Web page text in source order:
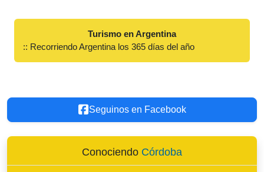
Turismo en Argentina
:: Recorriendo Argentina los 365 días del año
Seguinos en Facebook
Conociendo Córdoba